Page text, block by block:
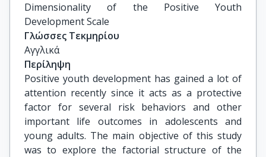
Dimensionality of the Positive Youth
Development Scale
Γλώσσες Τεκμηρίου
Αγγλικά
Περίληψη
Positive youth development has gained a lot of
attention recently since it acts as a protective
factor for several risk behaviors and other
important life outcomes in adolescents and
young adults. The main objective of this study
was to explore the factorial structure of the